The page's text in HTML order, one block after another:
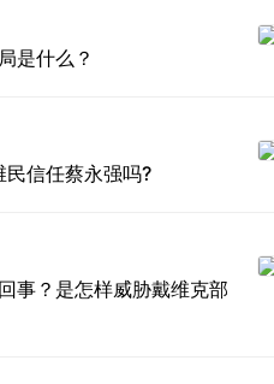
是什么？
信任蔡永强吗?
事？是怎样威胁戴维克部